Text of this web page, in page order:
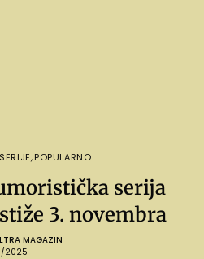
,POPULARNO
serija
3. novembra
MAGAZIN
2025